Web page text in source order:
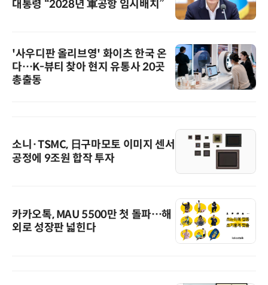
대통령 “2028년 軍공항 임시배치”
'사우디판 올리브영' 화이츠 한국 온
다…K-뷰티 찾아 현지 유통사 20곳
총출동
소니·TSMC, 日구마모토 이미지 센서
공정에 9조원 합작 투자
카카오톡, MAU 5500만 첫 돌파…해
외로 성장판 넓힌다